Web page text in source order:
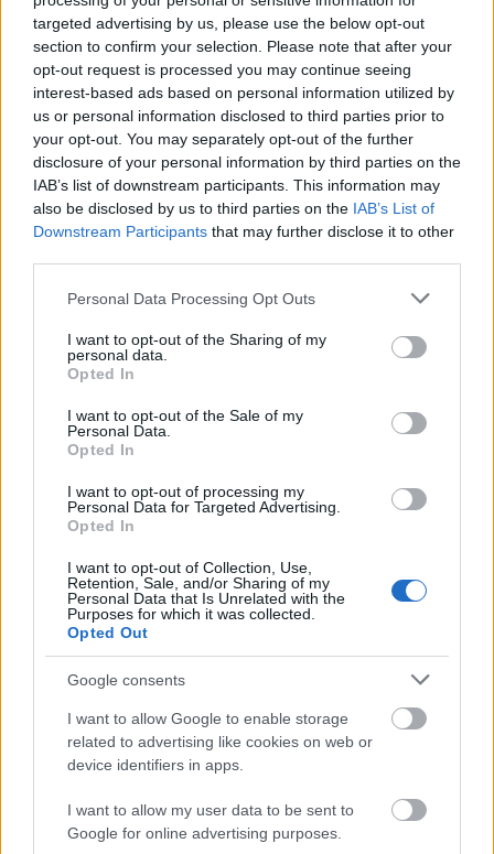
targeted advertising by us, please use the below opt-out
section to confirm your selection. Please note that after your
opt-out request is processed you may continue seeing
interest-based ads based on personal information utilized by
us or personal information disclosed to third parties prior to
your opt-out. You may separately opt-out of the further
disclosure of your personal information by third parties on the
IAB’s list of downstream participants. This information may
also be disclosed by us to third parties on the IAB’s List of
Downstream Participants that may further disclose it to other
Please note that this website/app uses one or more Google
not limited to your visit or usage behaviour. You may click to
grant or deny consent to Google and its third-party tags to
use your data for below specified purposes in below Google
consent section.
Personal Data Processing Opt Outs
I want to opt-out of the Sharing of my
personal data.
Opted In
I want to opt-out of the Sale of my
Personal Data.
Opted In
I want to opt-out of processing my
Personal Data for Targeted Advertising.
Opted In
I want to opt-out of Collection, Use,
Retention, Sale, and/or Sharing of my
Personal Data that Is Unrelated with the
Purposes for which it was collected.
Opted Out
Google consents
I want to allow Google to enable storage
related to advertising like cookies on web or
device identifiers in apps.
I want to allow my user data to be sent to
Google for online advertising purposes.
Márpedig a paksi bővítési projekt nem alapjaiban
sérti az Euratom szerződést, hiszen az lehetővé teszi
nemzetközi megállapodások megkötését a nukleáris
fejlesztésekre/együttműködésekre, hanem a
részletek miatt fog elvérezni várhatóan az EU-ban.
Biztosan súlyos kifogások fognak felmerülni a
tendereztetés elmaradása miatt. Ugyancsak
borítékolható a körvonalazódó finanszírozási
megoldás EU-s elutasítása. A Bizottság a magyarhoz
atomerőműberuházást is vizsgálja, a beruházó
konzorcium számára biztosított fix, 92 fontos MWh-
kormány elképzelése, hogy a tőkeköltséget
egyszerűen nem terhelik rá a beruházó MVM-re,
hanem az államadósságban könyvelik el, olyan
tisztán tiltott állami támogatás kategória, hogy azt
tanítani fogják a versenyjogi kurzusokon. Hinkley
Pointhoz képest a különbség nagyjából leírható a
klasszikus, mindenki belepisil a medencébe, de azért
nem trambulinról-történettel.
Egyértelmű a játék, amit a kormány játszik.
Gondosan kiküldtek egy olyan tájékoztatást a
Bizottságnak, amiről sejthető volt, hogy nem fognak
kifogást emelni ellene, ugyanakkor - jóllehet már
megkötötték a hitelszerződést, és folyamatban van
további szerződések aláírása - az EU ellenállását
várhatóan kiváltó részletekről "elfelejtették"
tájékoztatni az Uniót. Így vígan hivatkozhatnak arra,
hogy az EU mindent jóváhagyott, és utólagos,